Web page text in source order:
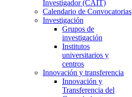
Investigador (CAIT)
Calendario de Convocatorias
Investigación
Grupos de
investigación
Institutos
universitarios y
centros
Innovación y transferencia
Innovación y
Transferencia del